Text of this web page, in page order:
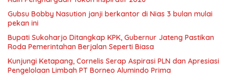
Gubsu Bobby Nasution janji berkantor di Nias 3 bulan mulai
pekan ini
Bupati Sukoharjo Ditangkap KPK, Gubernur Jateng Pastikan
Roda Pemerintahan Berjalan Seperti Biasa
Kunjungi Ketapang, Cornelis Serap Aspirasi PLN dan Apresiasi
Pengelolaan Limbah PT Borneo Alumindo Prima